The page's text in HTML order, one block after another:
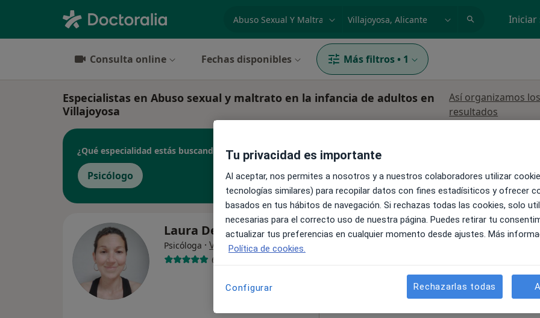
Iniciar
Consulta online Fechas disponibles Más filtros • 1
Especialistas en Abuso sexual y maltrato en la infancia de adultos en
Villajoyosa
Así organizamos los
resultados
¿Qué especialidad estás buscando?
Psicólogo
Laura Devesa
Psicóloga · Ver más
6 opiniones
La reserva de cita online no está
Pedir una cita
Tu privacidad es importante
Al aceptar, nos permites a nosotros y a nuestros colaboradores utilizar
tecnologías similares) para recopilar datos con fines estadísiticos y ofrecer
basados en tus hábitos de navegación. Si rechazas todas las cookies, solo
necesarias para el correcto uso de nuestra página. Puedes retirar tu
actualizar tus preferencias en cualquier momento desde ajustes. Más
Política de cookies.
Configurar Rechazarlas todas